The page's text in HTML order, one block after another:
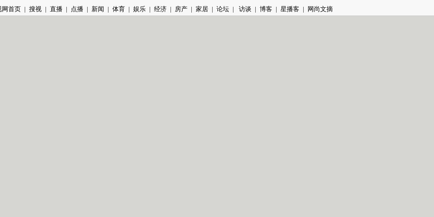
网首页 | 搜视 | 直播 | 点播 | 新闻 | 体育 | 娱乐 | 经济 | 房产 | 家居 | 论坛 | 访谈 | 博客 | 星播客 | 网尚文摘